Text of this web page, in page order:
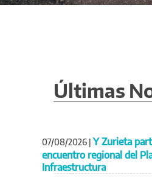
Últimas
07/08/2026 | Y Zurieta
encuentro regional del
Infraestructura